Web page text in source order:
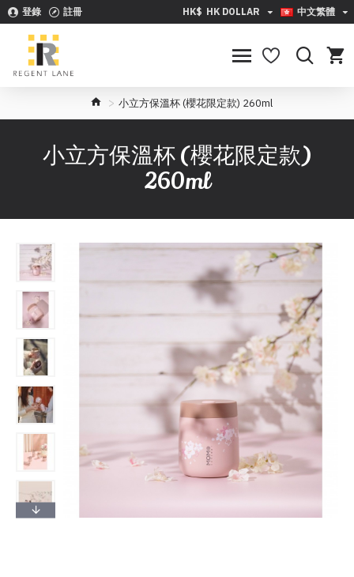
登錄 註冊 HK$ HK DOLLAR 中文繁體
小立方保溫杯 (櫻花限定款) 260ml
小立方保溫杯 (櫻花限定款)
260ml